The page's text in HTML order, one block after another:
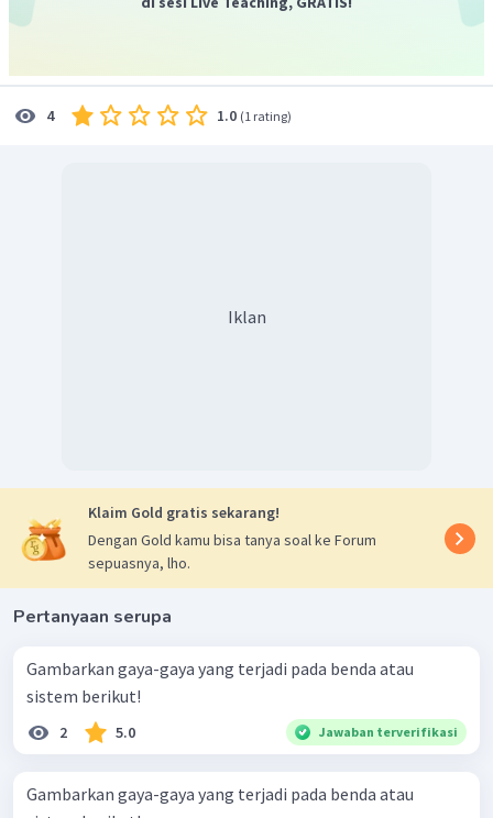
4 1.0 (1 rating)
Iklan
Klaim Gold gratis sekarang!
Dengan Gold kamu bisa tanya soal ke Forum
sepuasnya, lho.
Pertanyaan serupa
Gambarkan gaya-gaya yang terjadi pada benda atau
sistem berikut!
2 5.0 Jawaban terverifikasi
Gambarkan gaya-gaya yang terjadi pada benda atau